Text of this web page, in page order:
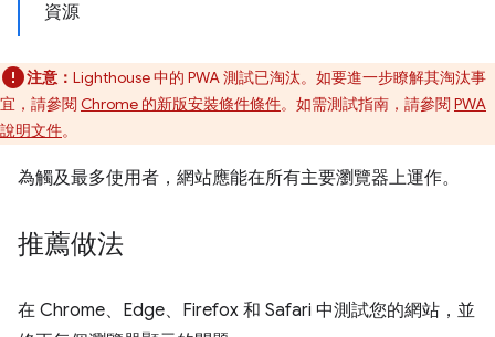
資源
注意： Lighthouse 中的 PWA 測試已淘汰。如要進一步瞭解其淘汰事
宜，請參閱 Chrome 的新版安裝條件條件。如需測試指南，請參閱 PWA
說明文件。
為觸及最多使用者，網站應能在所有主要瀏覽器上運作。
推薦做法
在 Chrome、Edge、Firefox 和 Safari 中測試您的網站，並